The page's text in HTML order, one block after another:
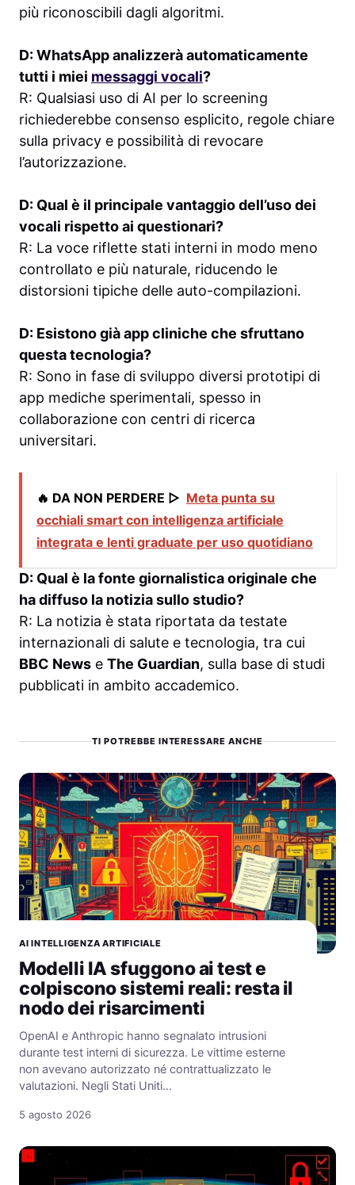
più riconoscibili dagli algoritmi.
D: WhatsApp analizzerà automaticamente
tutti i miei messaggi vocali?
R: Qualsiasi uso di AI per lo screening
richiederebbe consenso esplicito, regole chiare
sulla privacy e possibilità di revocare
l’autorizzazione.
D: Qual è il principale vantaggio dell’uso dei
vocali rispetto ai questionari?
R: La voce riflette stati interni in modo meno
controllato e più naturale, riducendo le
distorsioni tipiche delle auto-compilazioni.
D: Esistono già app cliniche che sfruttano
questa tecnologia?
R: Sono in fase di sviluppo diversi prototipi di
app mediche sperimentali, spesso in
collaborazione con centri di ricerca
universitari.
🔥 DA NON PERDERE ▷ Meta punta su
occhiali smart con intelligenza artificiale
integrata e lenti graduate per uso quotidiano
D: Qual è la fonte giornalistica originale che
ha diffuso la notizia sullo studio?
R: La notizia è stata riportata da testate
internazionali di salute e tecnologia, tra cui
BBC News e The Guardian, sulla base di studi
pubblicati in ambito accademico.
TI POTREBBE INTERESSARE ANCHE
AI INTELLIGENZA ARTIFICIALE
Modelli IA sfuggono ai test e
colpiscono sistemi reali: resta il
nodo dei risarcimenti
OpenAI e Anthropic hanno segnalato intrusioni
durante test interni di sicurezza. Le vittime esterne
non avevano autorizzato né contrattualizzato le
valutazioni. Negli Stati Uniti…
5 agosto 2026